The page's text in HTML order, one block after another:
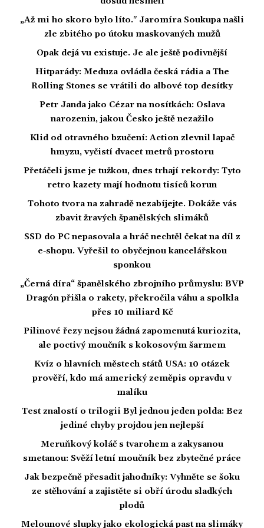
„Až mi ho skoro bylo líto." Jaromíra Soukupa našli
zle zbitého po útoku maskovaných mužů
Opak dejá vu existuje. Je ale ještě podivnější
Hitparády: Meduza ovládla česká rádia a The
Rolling Stones se vrátili do albové top desítky
Petr Janda jako Cézar na nosítkách: Oslava
narozenin, jakou Česko ještě nezažilo
Klid od otravného bzučení: Action zlevnil lapač
hmyzu, vyčistí dvacet metrů prostoru
Přetáčeli jsme je tužkou, dnes trhají rekordy: Tyto
retro kazety mají hodnotu tisíců korun
Tohoto tvora na zahradě nezabíjejte. Dokáže vás
zbavit žravých španělských slimáků
SSD do PC nepasovala a hráč nechtěl čekat na díl z
e-shopu. Vyřešil to obyčejnou kancelářskou
sponkou
„Černá díra“ španělského zbrojního průmyslu: BVP
Dragón přišla o rakety, překročila váhu a spolkla
přes 10 miliard Kč
Pilinové řezy nejsou žádná zapomenutá kuriozita,
ale poctivý moučník s kokosovým šarmem
Kvíz o hlavních městech států USA: 10 otázek
prověří, kdo má americký zeměpis opravdu v
malíku
Test znalostí o trilogii Byl jednou jeden polda: Bez
jediné chyby projdou jen nejlepší
Meruňkový koláč s tvarohem a zakysanou
smetanou: Svěží letní moučník bez zbytečné práce
Jak bezpečně přesadit jahodníky: Vyhněte se šoku
ze stěhování a zajistěte si obří úrodu sladkých
plodů
Melounové slupky jako ekologická past na slimáky